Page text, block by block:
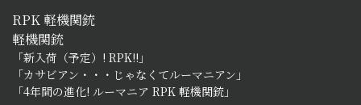
RPK 軽機関銃
軽機関銃
「新入荷（予定）! RPK!!」
「カサビアン・・・じゃなくてルーマニアン」
「4年間の進化! ルーマニア RPK 軽機関銃」